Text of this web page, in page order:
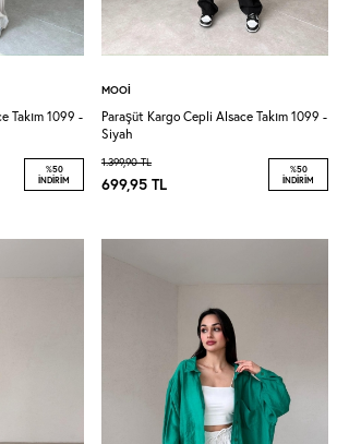
Takım 1099 -
%50
İNDIRIM
MOOI
Paraşüt Kargo Cepli Alsace Takım 1099 -
Siyah
1.399,90TL
699,95 TL
%50
İNDIRIM